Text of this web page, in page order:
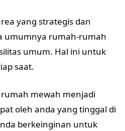
yang strategis dan
umumnya rumah-rumah
umum. Hal ini untuk
saat.
mewah menjadi
oleh anda yang tinggal di
berkeinginan untuk